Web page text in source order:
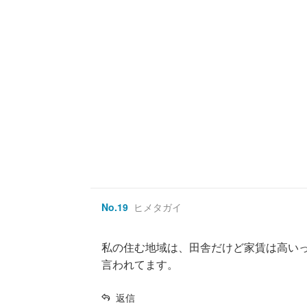
No.19 ヒメタガイ
私の住む地域は、田舎だけど家賃は高い
言われてます。
返信